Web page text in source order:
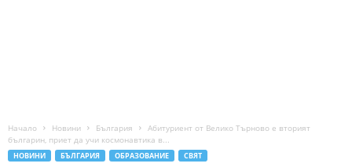
Начало Новини България
Абитуриент от Велико Търново е вторият
българин, приет да учи космонавтика в...
НОВИНИ БЪЛГАРИЯ ОБРАЗОВАНИЕ СВЯТ